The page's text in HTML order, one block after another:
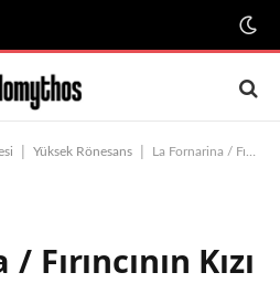
Yüksek Rönesans La Fornarina / Fırıncının Kızı — Raphael
Kızı